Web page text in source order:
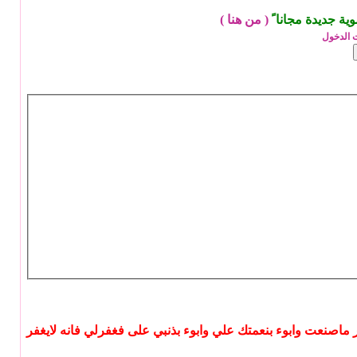
جديدة مجانا ( من هنا )
الدخول
وابوء بنعمتك علي وابوء بذنبي على فغفرلي فانه لايغفر